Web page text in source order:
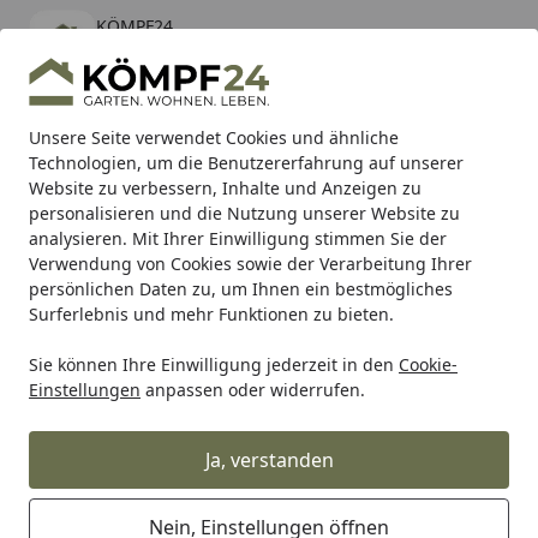
Unsere Seite verwendet Cookies und ähnliche
Technologien, um die Benutzererfahrung auf unserer
Website zu verbessern, Inhalte und Anzeigen zu
personalisieren und die Nutzung unserer Website zu
analysieren. Mit Ihrer Einwilligung stimmen Sie der
Verwendung von Cookies sowie der Verarbeitung Ihrer
persönlichen Daten zu, um Ihnen ein bestmögliches
Surferlebnis und mehr Funktionen zu bieten.
Sie können Ihre Einwilligung jederzeit in den Cookie-
Einstellungen anpassen oder widerrufen.
Ja, verstanden
Nein, Einstellungen öffnen
KÖMPF24
kostenlos - Im App Store
Hotline
Alle Produkte
Mein Konto
Suchen
Karibu Pools inkl. gratis Sandfilteranlage & Pool-
Starterset (Gesamtwert bis 468,99€)
Startseite
Auto & Zweirad Motorradzubehör & Werkzeuge
Supersprox Ritzel 525 15Z